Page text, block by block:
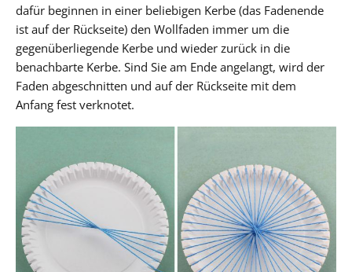
dafür beginnen in einer beliebigen Kerbe (das Fadenende
ist auf der Rückseite) den Wollfaden immer um die
gegenüberliegende Kerbe und wieder zurück in die
benachbarte Kerbe. Sind Sie am Ende angelangt, wird der
Faden abgeschnitten und auf der Rückseite mit dem
Anfang fest verknotet.